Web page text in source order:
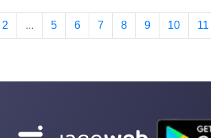
2 ... 5 6 7 8 9 10 11